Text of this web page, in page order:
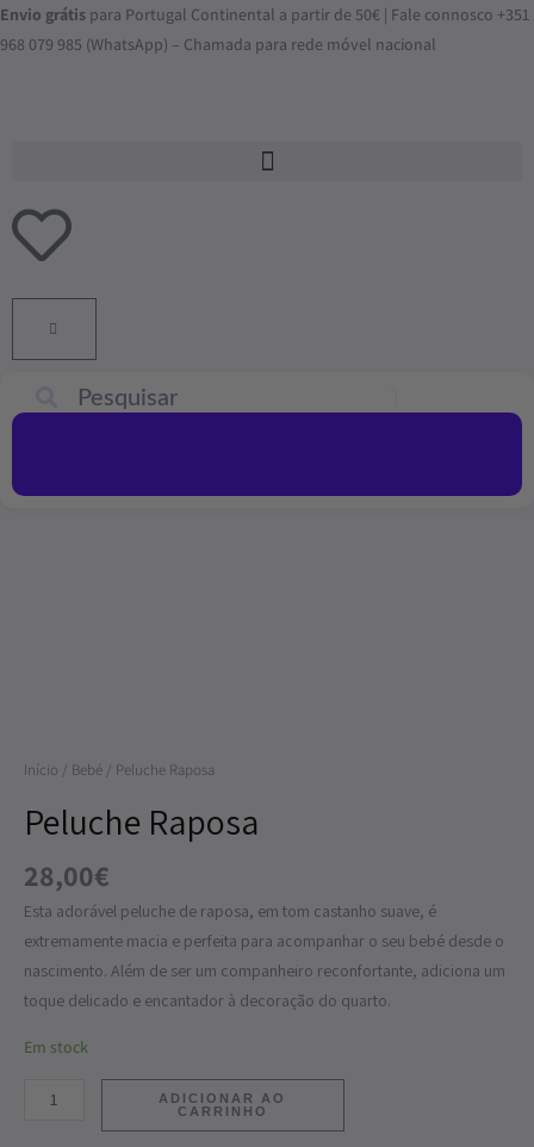
Skip
to
Envio grátis para Portugal Continental a partir de 50€ | Fale connosco +351
968 079 985 (WhatsApp) – Chamada para rede móvel nacional
ADICIONAR
CARRINHO
Início / Bebé / Peluche Raposa
Peluche Raposa
28,00€
Esta adorável peluche de raposa, em tom castanho suave, é
extremamente macia e perfeita para acompanhar o seu bebé desde o
nascimento. Além de ser um companheiro reconfortante, adiciona um
toque delicado e encantador à decoração do quarto.
Em stock
ADICIONAR AO
CARRINHO